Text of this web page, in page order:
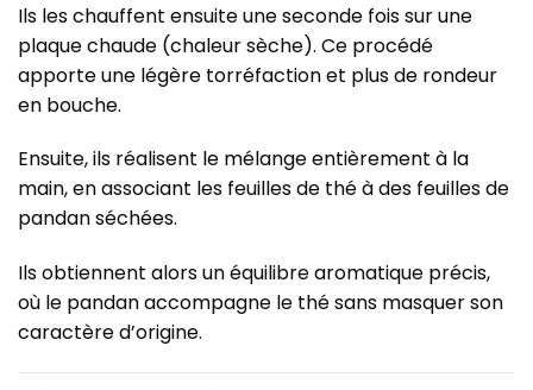
Ils les chauffent ensuite une seconde fois sur une
plaque chaude (chaleur sèche). Ce procédé
apporte une légère torréfaction et plus de rondeur
en bouche.
Ensuite, ils réalisent le mélange entièrement à la
main, en associant les feuilles de thé à des feuilles de
pandan séchées.
Ils obtiennent alors un équilibre aromatique précis,
où le pandan accompagne le thé sans masquer son
caractère d’origine.